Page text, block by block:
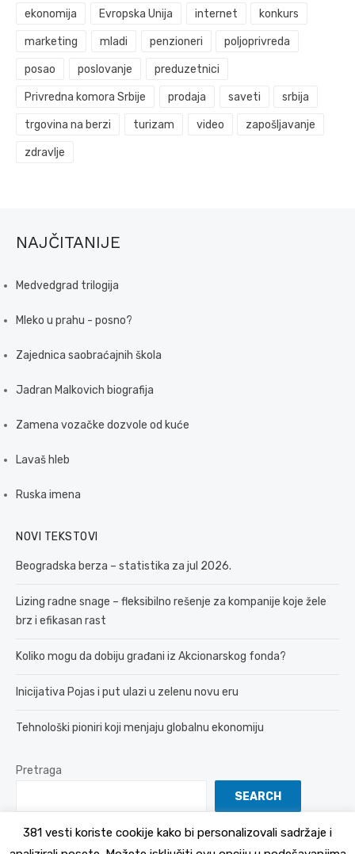
ekonomija Evropska Unija internet konkurs
marketing mladi penzioneri poljoprivreda
posao poslovanje preduzetnici
Privredna komora Srbije prodaja saveti srbija
trgovina na berzi turizam video zapošljavanje
zdravlje
NAJČITANIJE
Medvedgrad trilogija
Mleko u prahu - posno?
Zajednica saobraćajnih škola
Jadran Malkovich biografija
Zamena vozačke dozvole od kuće
Lavaš hleb
Ruska imena
NOVI TEKSTOVI
Beogradska berza – statistika za jul 2026.
Lizing radne snage – fleksibilno rešenje za kompanije koje žele
brz i efikasan rast
Koliko mogu da dobiju građani iz Akcionarskog fonda?
Inicijativa Pojas i put ulazi u zelenu novu eru
Tehnološki pioniri koji menjaju globalnu ekonomiju
Pretraga
SEARCH
381 vesti koriste cookije kako bi personalizovali sadržaje i